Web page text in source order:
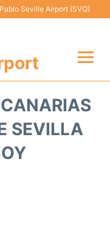
Seville Airport (SVQ)
SEVILLA